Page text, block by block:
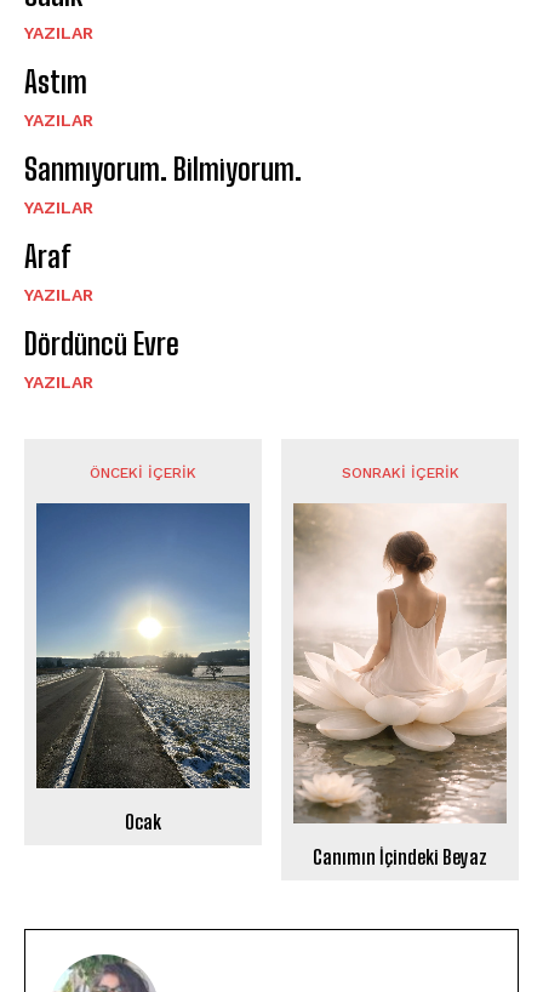
YAZILAR
Astım
YAZILAR
Sanmıyorum. Bilmiyorum.
YAZILAR
Araf
YAZILAR
Dördüncü Evre
YAZILAR
ÖNCEKI İÇERIK
Ocak
SONRAKI İÇERIK
Canımın İçindeki Beyaz